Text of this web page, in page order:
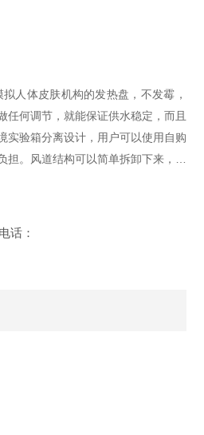
人体皮肤机构的发热盘，不发霉，
任何调节，就能保证供水稳定，而且
实验箱分离设计，用户可以使用自购
。风道结构可以简单拆卸下来，可
话：